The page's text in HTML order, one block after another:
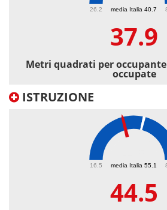
media Italia 40.7
26.2
37.9
Metri quadrati per
occupate
ISTRUZIONE
media Italia 55.1
16.5
44.5